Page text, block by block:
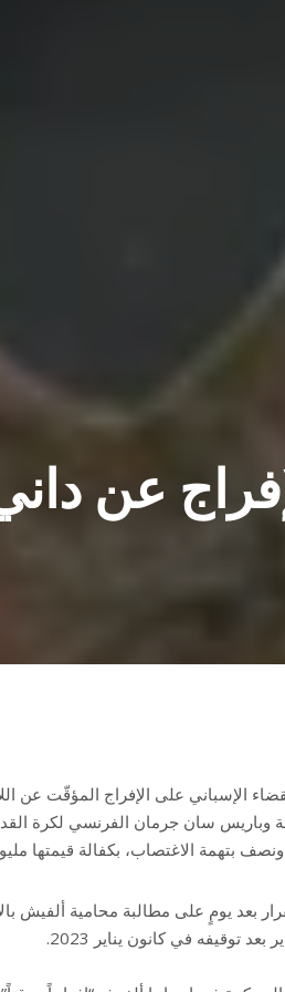
عن
الإسباني على الإفراج المؤقّت عن
وباريس سان جرمان الفرنسي لكرة
بتهمة الاغتصاب، بكفالة قيمتها
بعد يومٍ على مطالبة محامية ألفيش
بعد توقيفه في كانون يناير 2023.